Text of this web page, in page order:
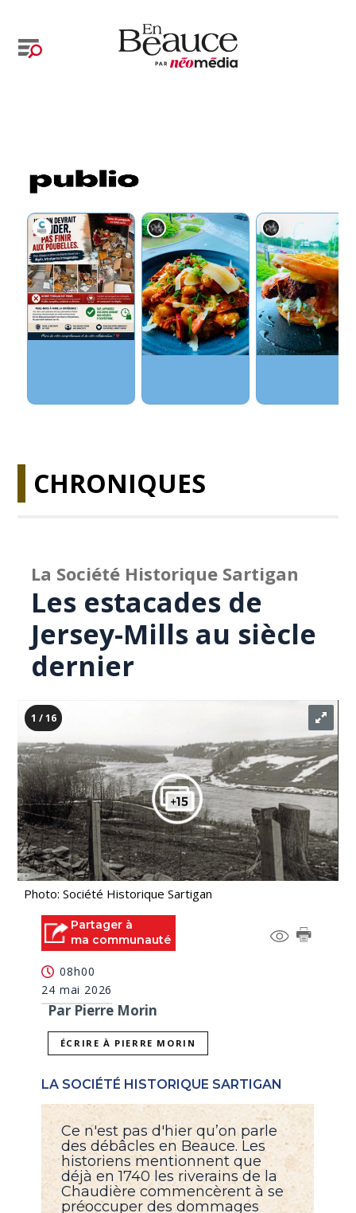
CHRONIQUES
La Société Historique Sartigan
Les estacades de
Jersey-Mills au siècle
dernier
1 / 16
Photo: Société Historique Sartigan
Partager à
ma communauté
08h00
24 mai 2026
Par Pierre Morin
ÉCRIRE À PIERRE MORIN
LA SOCIÉTÉ HISTORIQUE SARTIGAN
Ce n'est pas d'hier qu’on parle
des débâcles en Beauce. Les
historiens mentionnent que
déjà en 1740 les riverains de la
Chaudière commencèrent à se
préoccuper des dommages